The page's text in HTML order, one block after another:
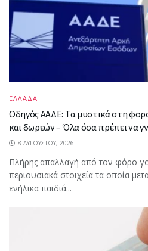
ΕΛΛΑΔΑ
Οδηγός ΑΑΔΕ: Τα μυστικά στη
και δωρεών – Όλα όσα πρέπει να
8 ΑΥΓΟΎΣΤΟΥ, 2026
Πλήρης απαλλαγή από τον φόρο
περιουσιακά στοιχεία τα οποία
ενήλικα παιδιά...